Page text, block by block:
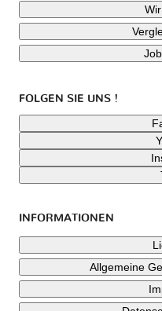
FOLGEN SIE UNS !
INFORMATIONEN
Allgemeine